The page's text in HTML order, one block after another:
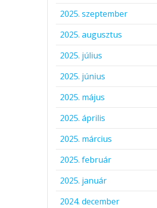
2025. szeptember
2025. augusztus
2025. július
2025. június
2025. május
2025. április
2025. március
2025. február
2025. január
2024. december